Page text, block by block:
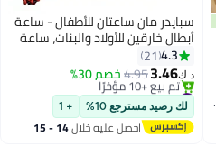
اولاد
سبايدر مان ساعتان للأطفال - ساعة
أبطال خارقين للأولاد والبنات، ساعة
يد تعليمية بحزام قابل للتعديل،
هدية رائعة وغير مكلفة للأطفال
الصغار، أولادًا وبناتًا
4.3
21
د.ك‏3.46
4.95خصم 30%
#4 في ساعات الأولاد
بتخلّص بسرعة
تم بيع +10 مؤخرًا
#4 في ساعات الأولاد
لك رصيد مسترجع 10% + 1
احصل عليه خلال 14 - 15